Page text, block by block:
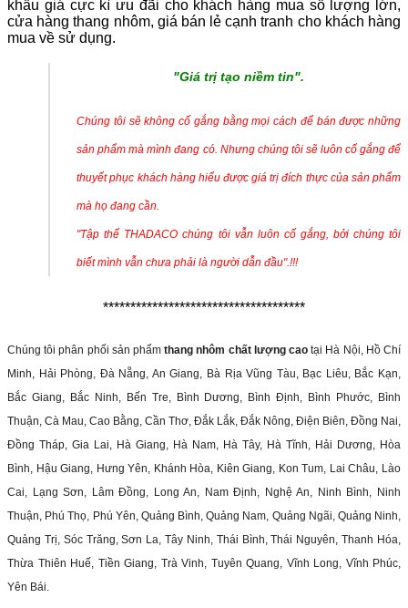
khấu giá cực kì ưu đãi cho khách hàng mua số lượng lớn,
cửa hàng thang nhôm, giá bán lẻ cạnh tranh cho khách hàng
mua về sử dụng.
"Giá trị tạo niềm tin".
Chúng tôi sẽ không cố gắng bằng mọi cách để bán được những
sản phẩm mà mình đang có. Nhưng chúng tôi sẽ luôn cố gắng để
thuyết phục khách hàng hiểu được giá trị đích thực của sản phẩm
mà họ đang cần.
"Tập thể THADACO chúng tôi vẫn luôn cố gắng, bởi chúng tôi
biết mình vẫn chưa phải là người dẫn đầu".!!!
*************************************
Chúng tôi phân phối sản phẩmthang nhôm chất lượng caotại Hà Nội, Hồ Chí
Minh, Hải Phòng, Đà Nẵng, An Giang, Bà Rịa Vũng Tàu, Bạc Liêu, Bắc Kạn,
Bắc Giang, Bắc Ninh, Bến Tre, Bình Dương, Bình Định, Bình Phước, Bình
Thuận, Cà Mau, Cao Bằng, Cần Thơ, Đắk Lắk, Đắk Nông, Điện Biên, Đồng Nai,
Đồng Tháp, Gia Lai, Hà Giang, Hà Nam, Hà Tây, Hà Tĩnh, Hải Dương, Hòa
Bình, Hậu Giang, Hưng Yên, Khánh Hòa, Kiên Giang, Kon Tum, Lai Châu, Lào
Cai, Lạng Sơn, Lâm Đồng, Long An, Nam Định, Nghệ An, Ninh Bình, Ninh
Thuận, Phú Thọ, Phú Yên, Quảng Bình, Quảng Nam, Quảng Ngãi, Quảng Ninh,
Quảng Trị, Sóc Trăng, Sơn La, Tây Ninh, Thái Bình, Thái Nguyên, Thanh Hóa,
Thừa Thiên Huế, Tiền Giang, Trà Vinh, Tuyên Quang, Vĩnh Long, Vĩnh Phúc,
Yên Bái.